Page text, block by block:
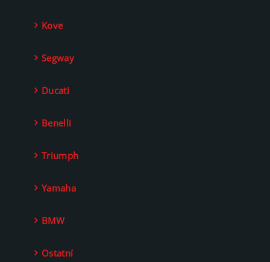
Kove
Segway
Ducati
Benelli
Triumph
Yamaha
BMW
Ostatní